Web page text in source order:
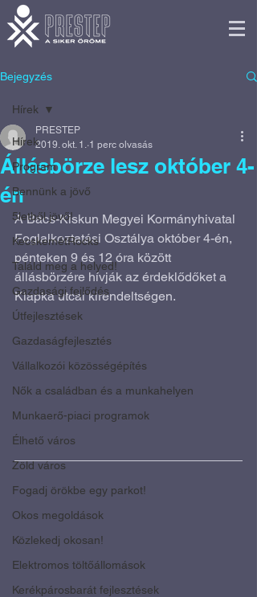
Bejegyzés
Hírek
Program
Bennünk a jövő
5letből jövő!
KecskemétRocks
Találd meg a helyed!
Gazdasági fejlődés
Útfejlesztések
Gazdaságfejlesztés
Vállalkozói közösségépítés
Nők a családban és a munkahelyen
Munkaerő-piaci programok
Élhető város
Zöld város
Fogadj örökbe egy parkot!
Okos megoldások
Közlekedj okosan!
Elektromos töltőállomások
Kerékpárosbarát fejlesztések
Hírek
Állásbörze lesz október 4-
én
PRESTEP
2019. okt. 1. 1 perc olvasás
A Bács-Kiskun Megyei Kormányhivatal
Foglalkoztatási Osztálya október 4-én,
pénteken 9 és 12 óra között
állásbörzére hívják az érdeklődőket a
Klapka utcai kirendeltségen.